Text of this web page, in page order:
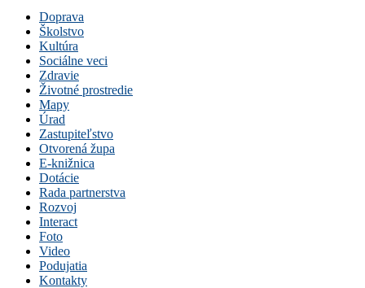
Doprava
Školstvo
Kultúra
Sociálne veci
Zdravie
Životné prostredie
Mapy
Úrad
Zastupiteľstvo
Otvorená župa
E-knižnica
Dotácie
Rada partnerstva
Rozvoj
Interact
Foto
Video
Podujatia
Kontakty